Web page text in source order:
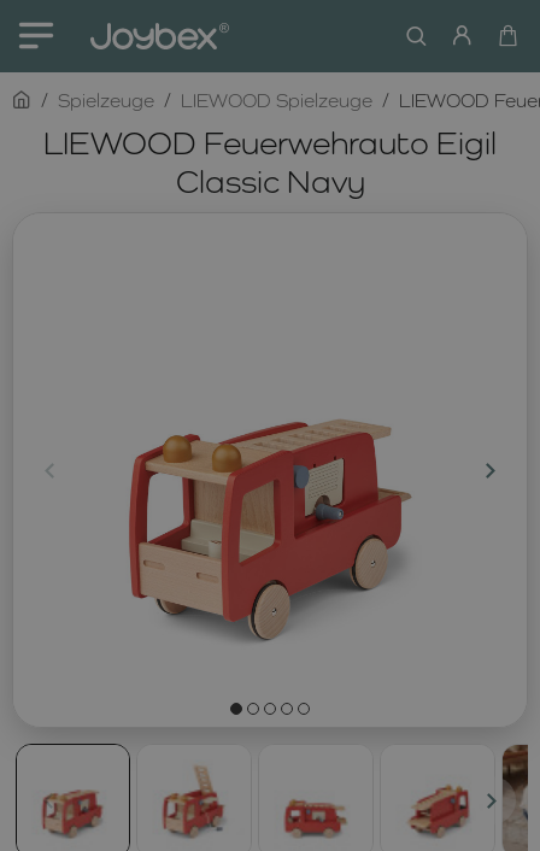
LIEWOOD Feuerwehrauto Eigil
Classic Navy
homeSpielzeuge LIEWOOD Spielzeuge LIEWOOD